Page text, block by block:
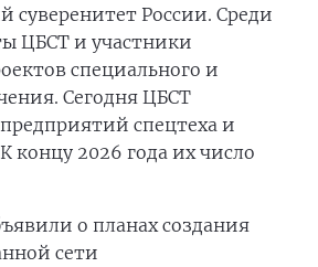
суверенитет России. Среди
ЦБСТ и участники
специального и
Сегодня ЦБСТ
спецтеха и
концу 2026 года их число
о планах создания
сети